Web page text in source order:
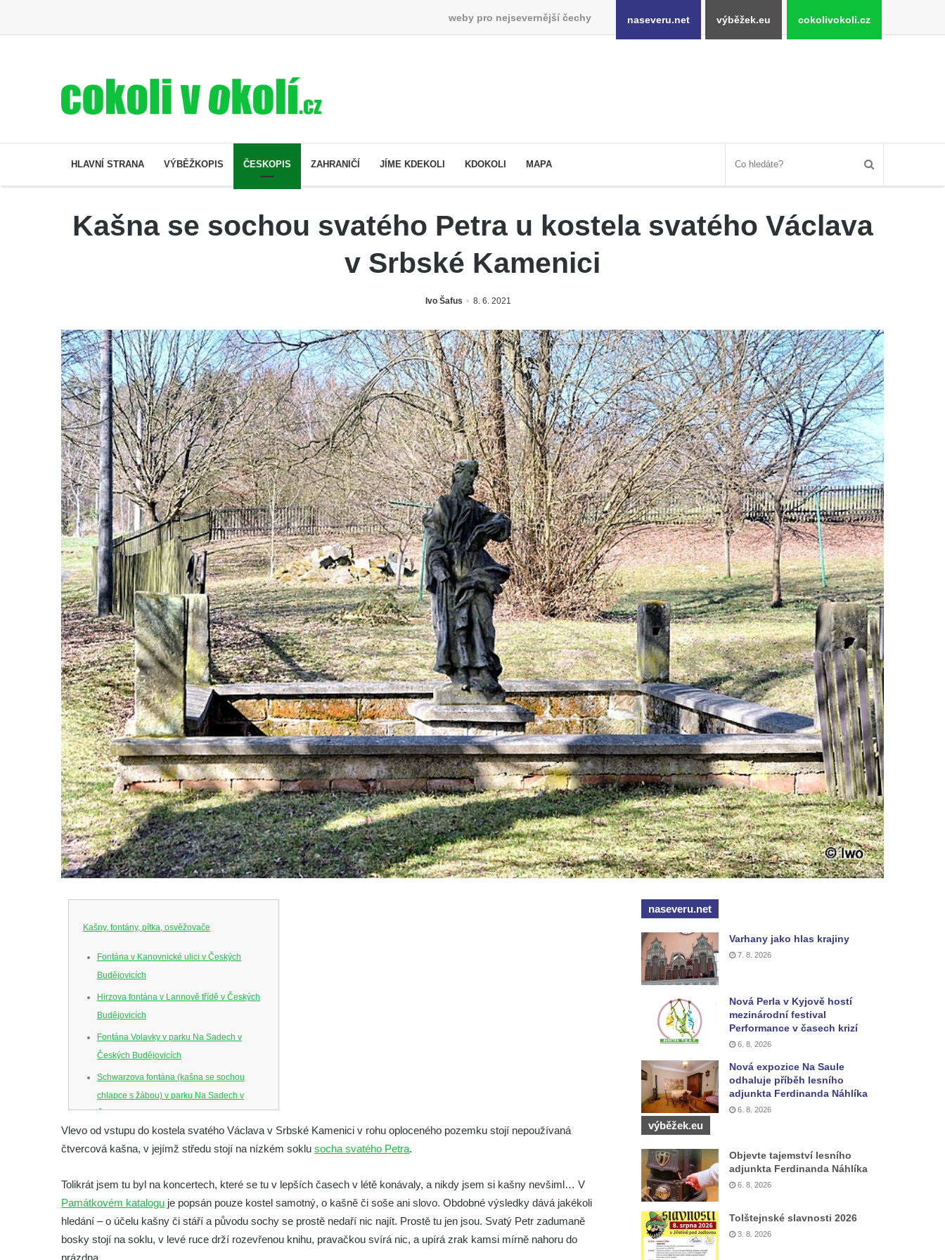
weby pro nejsevernější čechy naseveru.net výběžek.eu cokolivokoli.cz
HLAVNÍ STRANA VÝBĚŽKOPIS ČESKOPIS ZAHRANIČÍ JÍME KDEKOLI KDOKOLI MAPA
Kašna se sochou svatého Petra u kostela svatého Václava
v Srbské Kamenici
Ivo Šafus 8. 6. 2021
Kašny, fontány, pítka, osvěžovače
Fontána v Kanovnické ulici v Českých
Budějovicích
Hirzova fontána v Lannově třídě v Českých
Budějovicích
Fontána Volavky v parku Na Sadech v
Českých Budějovicích
Schwarzova fontána (kašna se sochou
chlapce s žábou) v parku Na Sadech v
Českých Budějovicích
Kašna v parku Na Sadech u Pražské třídy v
Českých Budějovicích
Otakara II. v Českých Budějovicích
Kašna na náměstí J. V. Kamarýta ve
Velešíně
Kašna na nádvoří za vstupem v ZOO
Vlevo od vstupu do kostela svatého Václava v Srbské Kamenici v rohu oploceného pozemku stojí nepoužívaná
čtvercová kašna, v jejímž středu stojí na nízkém soklu socha svatého Petra.
Tolikrát jsem tu byl na koncertech, které se tu v lepších časech v létě konávaly, a nikdy jsem si kašny nevšiml… V
Památkovém katalogu je popsán pouze kostel samotný, o kašně či soše ani slovo. Obdobné výsledky dává jakékoli
hledání – o účelu kašny či stáří a původu sochy se prostě nedaří nic najít. Prostě tu jen jsou. Svatý Petr zadumaně
bosky stojí na soklu, v levé ruce drží rozevřenou knihu, pravačkou svírá nic, a upírá zrak kamsi mírně nahoru do
prázdna.
naseveru.net
Varhany jako hlas krajiny
7. 8. 2026
Nová Perla v Kyjově hostí
mezinárodní festival
Performance v časech krizí
6. 8. 2026
Nová expozice Na Saule
odhaluje příběh lesního
adjunkta Ferdinanda Náhlíka
6. 8. 2026
výběžek.eu
Objevte tajemství lesního
adjunkta Ferdinanda Náhlíka
6. 8. 2026
Tolštejnské slavnosti 2026
3. 8. 2026